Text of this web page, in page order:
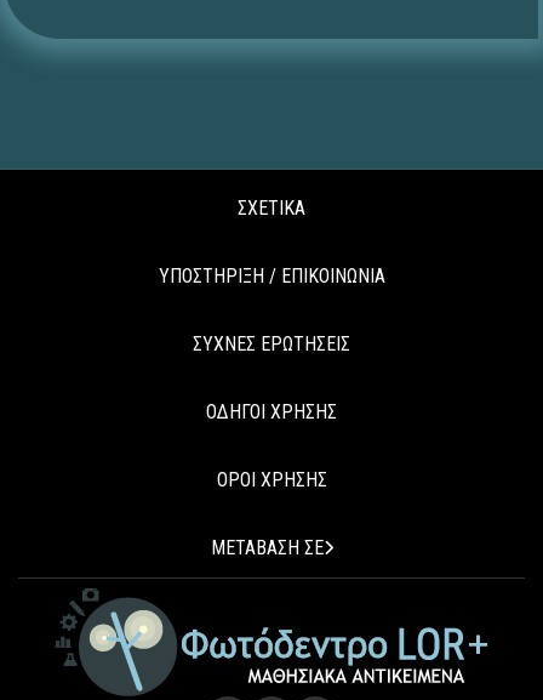
ΣΧΕΤΙΚΑ
ΥΠΟΣΤΗΡΙΞΗ / ΕΠΙΚΟΙΝΩΝΙΑ
ΣΥΧΝΕΣ ΕΡΩΤΗΣΕΙΣ
ΟΔΗΓΟΙ ΧΡΗΣΗΣ
ΟΡΟΙ ΧΡΗΣΗΣ
ΜΕΤΑΒΑΣΗ ΣΕ